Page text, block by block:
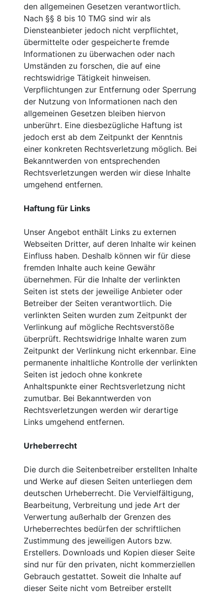
den allgemeinen Gesetzen verantwortlich.
Nach §§ 8 bis 10 TMG sind wir als
Diensteanbieter jedoch nicht verpflichtet,
übermittelte oder gespeicherte fremde
Informationen zu überwachen oder nach
Umständen zu forschen, die auf eine
rechtswidrige Tätigkeit hinweisen.
Verpflichtungen zur Entfernung oder Sperrung
der Nutzung von Informationen nach den
allgemeinen Gesetzen bleiben hiervon
unberührt. Eine diesbezügliche Haftung ist
jedoch erst ab dem Zeitpunkt der Kenntnis
einer konkreten Rechtsverletzung möglich. Bei
Bekanntwerden von entsprechenden
Rechtsverletzungen werden wir diese Inhalte
umgehend entfernen.
Haftung für Links
Unser Angebot enthält Links zu externen
Webseiten Dritter, auf deren Inhalte wir keinen
Einfluss haben. Deshalb können wir für diese
fremden Inhalte auch keine Gewähr
übernehmen. Für die Inhalte der verlinkten
Seiten ist stets der jeweilige Anbieter oder
Betreiber der Seiten verantwortlich. Die
verlinkten Seiten wurden zum Zeitpunkt der
Verlinkung auf mögliche Rechtsverstöße
überprüft. Rechtswidrige Inhalte waren zum
Zeitpunkt der Verlinkung nicht erkennbar. Eine
permanente inhaltliche Kontrolle der verlinkten
Seiten ist jedoch ohne konkrete
Anhaltspunkte einer Rechtsverletzung nicht
zumutbar. Bei Bekanntwerden von
Rechtsverletzungen werden wir derartige
Links umgehend entfernen.
Urheberrecht
Die durch die Seitenbetreiber erstellten Inhalte
und Werke auf diesen Seiten unterliegen dem
deutschen Urheberrecht. Die Vervielfältigung,
Bearbeitung, Verbreitung und jede Art der
Verwertung außerhalb der Grenzen des
Urheberrechtes bedürfen der schriftlichen
Zustimmung des jeweiligen Autors bzw.
Erstellers. Downloads und Kopien dieser Seite
sind nur für den privaten, nicht kommerziellen
Gebrauch gestattet. Soweit die Inhalte auf
dieser Seite nicht vom Betreiber erstellt